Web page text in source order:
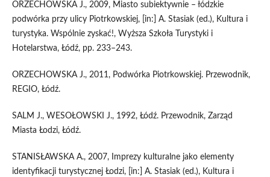
ORZECHOWSKA J., 2009, Miasto subiektywnie – łódzkie
podwórka przy ulicy Piotrkowskiej, [in:] A. Stasiak (ed.), Kultura i
turystyka. Wspólnie zyskać!, Wyższa Szkoła Turystyki i
Hotelarstwa, Łódź, pp. 233–243.
ORZECHOWSKA J., 2011, Podwórka Piotrkowskiej. Przewodnik,
REGIO, Łódź.
SALM J., WESOŁOWSKI J., 1992, Łódź. Przewodnik, Zarząd
Miasta Łodzi, Łódź.
STANISŁAWSKA A., 2007, Imprezy kulturalne jako elementy
identyfikacji turystycznej Łodzi, [in:] A. Stasiak (ed.), Kultura i